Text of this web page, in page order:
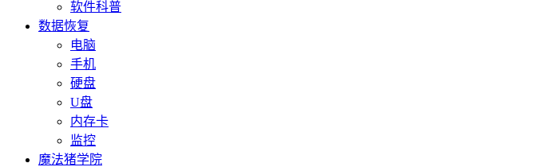
软件科普
数据恢复
电脑
手机
硬盘
U盘
内存卡
监控
魔法猪学院